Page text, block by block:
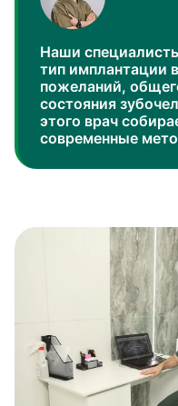
Наши
тип имплантации
пожеланий,
состояния
этого врач
современные